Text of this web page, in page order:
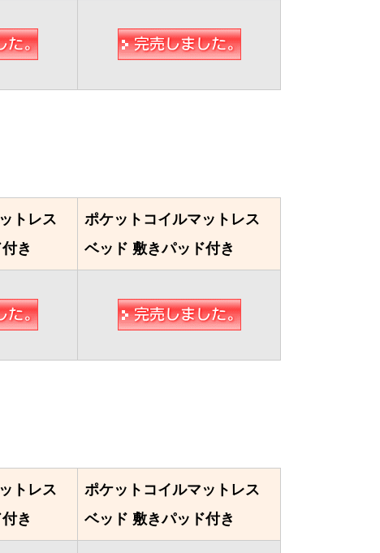
トレス
き
ポケットコイルマットレス
ベッド 敷きパッド付き
トレス
き
ポケットコイルマットレス
ベッド 敷きパッド付き